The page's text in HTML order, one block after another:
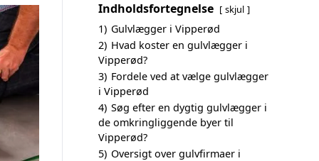
Indholdsfortegnelse skjul
1) Gulvlægger i Vipperød
2) Hvad koster en gulvlægger i
Vipperød?
3) Fordele ved at vælge gulvlægger
i Vipperød
4) Søg efter en dygtig gulvlægger i
de omkringliggende byer til
Vipperød?
5) Oversigt over gulvfirmaer i